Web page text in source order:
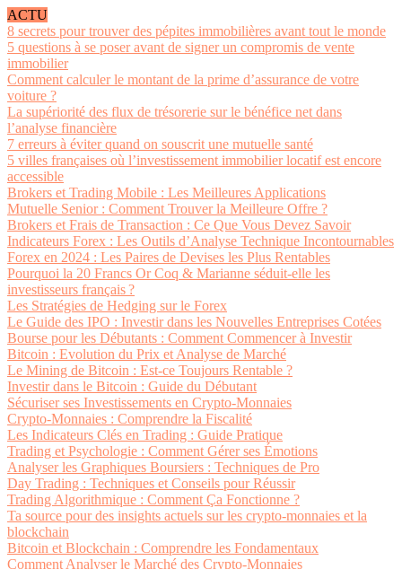
ACTU
8 secrets pour trouver des pépites immobilières avant tout le monde
5 questions à se poser avant de signer un compromis de vente
immobilier
Comment calculer le montant de la prime d’assurance de votre
voiture ?
La supériorité des flux de trésorerie sur le bénéfice net dans
l’analyse financière
7 erreurs à éviter quand on souscrit une mutuelle santé
5 villes françaises où l’investissement immobilier locatif est encore
accessible
Brokers et Trading Mobile : Les Meilleures Applications
Mutuelle Senior : Comment Trouver la Meilleure Offre ?
Brokers et Frais de Transaction : Ce Que Vous Devez Savoir
Indicateurs Forex : Les Outils d’Analyse Technique Incontournables
Forex en 2024 : Les Paires de Devises les Plus Rentables
Pourquoi la 20 Francs Or Coq & Marianne séduit-elle les
investisseurs français ?
Les Stratégies de Hedging sur le Forex
Le Guide des IPO : Investir dans les Nouvelles Entreprises Cotées
Bourse pour les Débutants : Comment Commencer à Investir
Bitcoin : Evolution du Prix et Analyse de Marché
Le Mining de Bitcoin : Est-ce Toujours Rentable ?
Investir dans le Bitcoin : Guide du Débutant
Sécuriser ses Investissements en Crypto-Monnaies
Crypto-Monnaies : Comprendre la Fiscalité
Les Indicateurs Clés en Trading : Guide Pratique
Trading et Psychologie : Comment Gérer ses Émotions
Analyser les Graphiques Boursiers : Techniques de Pro
Day Trading : Techniques et Conseils pour Réussir
Trading Algorithmique : Comment Ça Fonctionne ?
Ta source pour des insights actuels sur les crypto-monnaies et la
blockchain
Bitcoin et Blockchain : Comprendre les Fondamentaux
Comment Analyser le Marché des Crypto-Monnaies